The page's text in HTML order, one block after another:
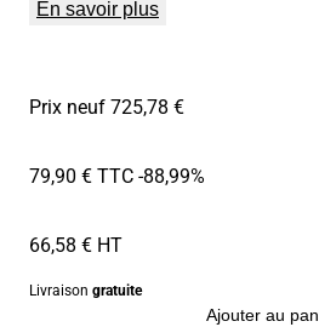
En savoir plus
Prix neuf 725,78 €
79,90 € TTC-88,99%
66,58 € HT
Livraison gratuite
Ajouter au